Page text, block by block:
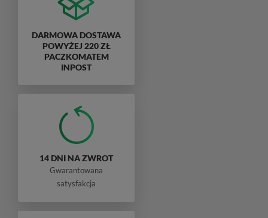
DARMOWA DOSTAWA
POWYŻEJ 220 ZŁ
PACZKOMATEM
INPOST
14 DNI NA ZWROT
Gwarantowana
satysfakcja